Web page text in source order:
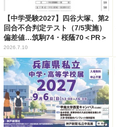
【中学受験2027】四谷大塚、第2
回合不合判定テスト（7/5実施）
偏差値…筑駒74・桜蔭70＜PR＞
2026.7.10